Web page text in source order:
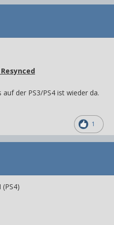
der PS3/PS4 ist wieder da.
1